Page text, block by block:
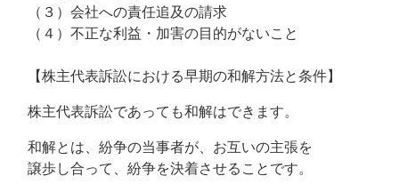
（３）会社への責任追及の請求
（４）不正な利益・加害の目的がないこと
【株主代表訴訟における早期の和解方法と条件】
株主代表訴訟であっても和解はできます。
和解とは、紛争の当事者が、お互いの主張を
譲歩し合って、紛争を決着させることです。